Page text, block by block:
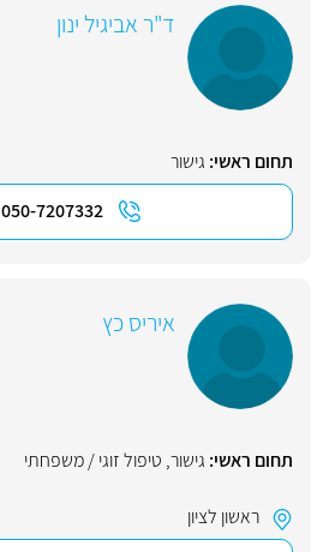
ד"ר אביגיל ינון
תחום ראשי: גישור
050-7207332
איריס כץ
תחום ראשי: גישור, טיפול זוגי / משפחתי
ראשון לציון